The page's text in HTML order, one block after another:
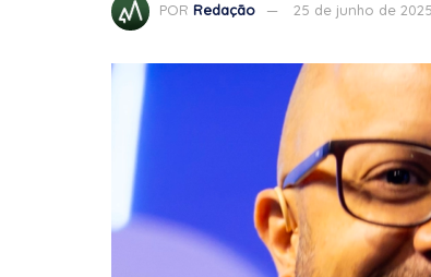
POR Redação 25 de junho de 2025